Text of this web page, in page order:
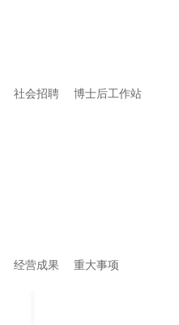
社会招聘
博士后工作站
经营成果 重大事项